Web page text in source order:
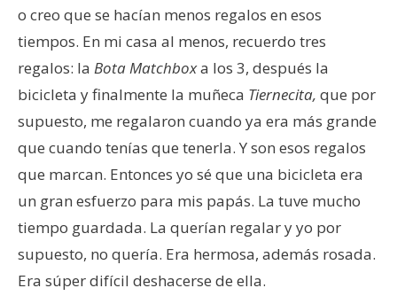
o creo que se hacían menos regalos en esos
tiempos. En mi casa al menos, recuerdo tres
regalos: la Bota Matchboxa los 3, después la
bicicleta y finalmente la muñeca Tiernecita, que por
supuesto, me regalaron cuando ya era más grande
que cuando tenías que tenerla. Y son esos regalos
que marcan. Entonces yo sé que una bicicleta era
un gran esfuerzo para mis papás. La tuve mucho
tiempo guardada. La querían regalar y yo por
supuesto, no quería. Era hermosa, además rosada.
Era súper difícil deshacerse de ella.